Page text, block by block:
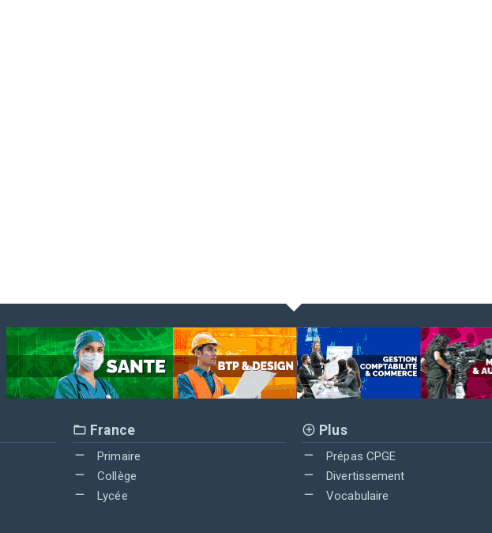
France
Primaire
Collège
Lycée
Plus
Prépas CPGE
Divertissement
Vocabulaire